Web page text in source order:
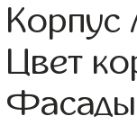
Корпус
Цвет
Фасады